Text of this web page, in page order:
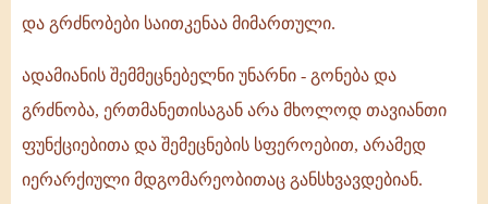
და გრძნობები საითკენაა მიმართული.
ადამიანის შემმეცნებელნი უნარნი - გონება და
გრძნობა, ერთმანეთისაგან არა მხოლოდ თავიანთი
ფუნქციებითა და შემეცნების სფეროებით, არამედ
იერარქიული მდგომარეობითაც განსხვავდებიან.